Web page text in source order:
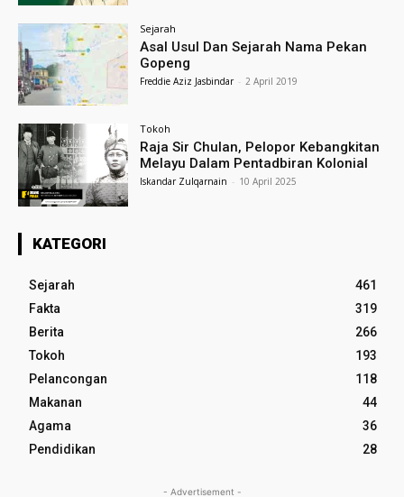
Sejarah
Asal Usul Dan Sejarah Nama Pekan
Gopeng
Freddie Aziz Jasbindar - 2 April 2019
Tokoh
Raja Sir Chulan, Pelopor Kebangkitan
Melayu Dalam Pentadbiran Kolonial
Iskandar Zulqarnain - 10 April 2025
KATEGORI
Sejarah
461
Fakta
319
Berita
266
Tokoh
193
Pelancongan
118
Makanan
44
Agama
36
Pendidikan
28
- Advertisement -